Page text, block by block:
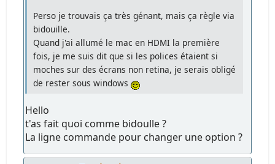
Perso je trouvais ça très génant, mais ça règle via
bidouille.
Quand j'ai allumé le mac en HDMI la première
fois, je me suis dit que si les polices étaient si
moches sur des écrans non retina, je serais obligé
de rester sous windows
Hello
t'as fait quoi comme bidoulle ?
La ligne commande pour changer une option ?